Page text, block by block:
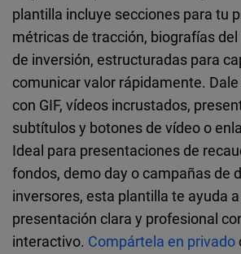
plantilla incluye secciones para tu
métricas de tracción, biografías
de inversión, estructuradas para
comunicar valor rápidamente.
con GIF, vídeos incrustados,
subtítulos y botones de vídeo o
Ideal para presentaciones de
fondos, demo day o campañas de
inversores, esta plantilla te ayuda
presentación clara y profesional
interactivo. Compártela en privado